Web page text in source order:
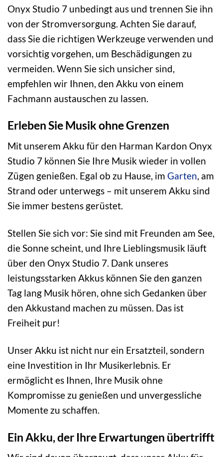
Onyx Studio 7 unbedingt aus und trennen Sie ihn
von der Stromversorgung. Achten Sie darauf,
dass Sie die richtigen Werkzeuge verwenden und
vorsichtig vorgehen, um Beschädigungen zu
vermeiden. Wenn Sie sich unsicher sind,
empfehlen wir Ihnen, den Akku von einem
Fachmann austauschen zu lassen.
Erleben Sie Musik ohne Grenzen
Mit unserem Akku für den Harman Kardon Onyx
Studio 7 können Sie Ihre Musik wieder in vollen
Zügen genießen. Egal ob zu Hause, im Garten, am
Strand oder unterwegs – mit unserem Akku sind
Sie immer bestens gerüstet.
Stellen Sie sich vor: Sie sind mit Freunden am See,
die Sonne scheint, und Ihre Lieblingsmusik läuft
über den Onyx Studio 7. Dank unseres
leistungsstarken Akkus können Sie den ganzen
Tag lang Musik hören, ohne sich Gedanken über
den Akkustand machen zu müssen. Das ist
Freiheit pur!
Unser Akku ist nicht nur ein Ersatzteil, sondern
eine Investition in Ihr Musikerlebnis. Er
ermöglicht es Ihnen, Ihre Musik ohne
Kompromisse zu genießen und unvergessliche
Momente zu schaffen.
Ein Akku, der Ihre Erwartungen übertrifft